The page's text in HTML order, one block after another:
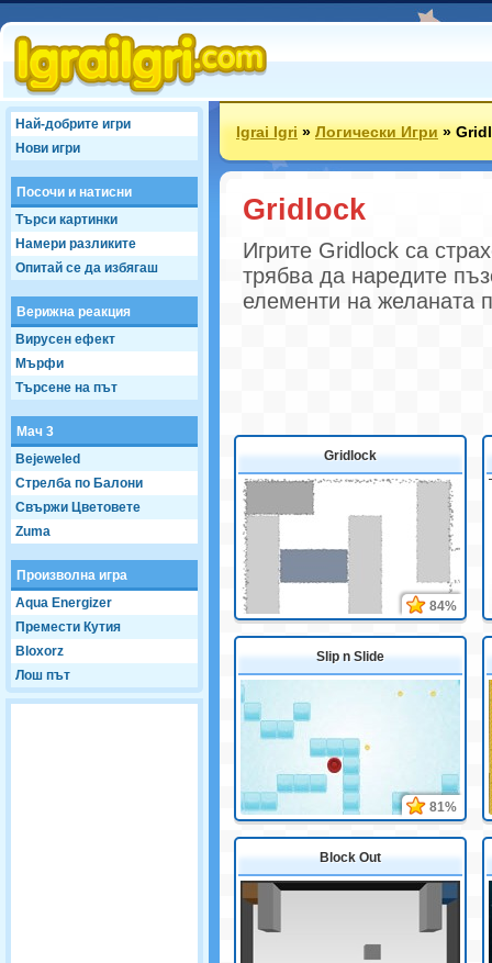
Най-добрите игри
Нови игри
Посочи и натисни
Търси картинки
Намери разликите
Опитай се да избягаш
Верижна реакция
Вирусен ефект
Мърфи
Търсене на път
Мач 3
Bejeweled
Стрелба по Балони
Свържи Цветовете
Zuma
Произволна игра
Aqua Energizer
Премести Кутия
Bloxorz
Лош път
Igrai Igri»Логически Игри»
Gridlock
Игрите Gridlock са
трябва да наредите
елементи на желаната
Gridlock
84%
Slip n Slide
81%
Block Out